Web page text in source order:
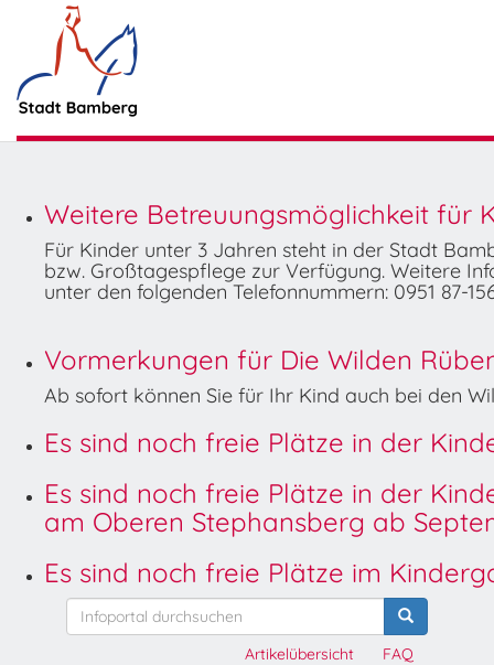
Weitere Betreuungsmöglichkeit für
Für Kinder unter 3 Jahren steht in der Stadt
bzw. Großtagespflege zur Verfügung. Weitere
unter den folgenden Telefonnummern: 0951 87-
Vormerkungen für Die Wilden
Ab sofort können Sie für Ihr Kind auch bei den
Es sind noch freie Plätze in der
Es sind noch freie Plätze in der
am Oberen Stephansberg ab
Es sind noch freie Plätze im
FAQ
Artikelübersicht